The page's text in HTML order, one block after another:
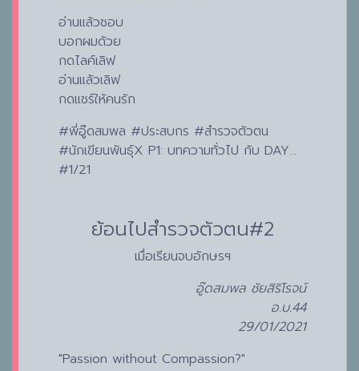
อ่านแล้วชอบ
บอกผมด้วย
กดไลค์เลิฟ
อ่านแล้วเลิฟ
กดแชร์ใหัคนรัก
#พี่อู๊ดสมพล #ประสบกร #สำรวจตัวตน
#นักเขียนพันธุ์X P1: บทความทั่วไป กับ DAY…
#1/21
ย้อนไปสำรวจตัวตน#2
เมื่อเรียนจบอักษรฯ
อู๊ดสมพล ชัยสิริโรจน์
อ.บ.44
29/01/2021
"Passion without Compassion?"